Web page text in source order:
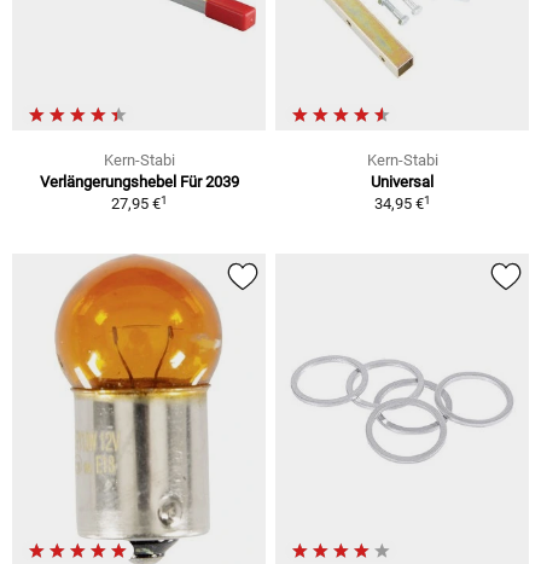
Kern-Stabi
Verlängerungshebel Für 2039
27,95 €1
Kern-Stabi
Universal
34,95 €1